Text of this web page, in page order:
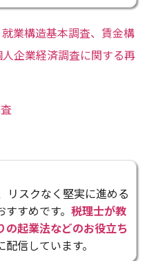
業構造基本調査、賃金構
企業経済調査に関する再
リスクなく堅実に進める
すめです。 税理士が教
の起業法などのお役立ち
信しています。